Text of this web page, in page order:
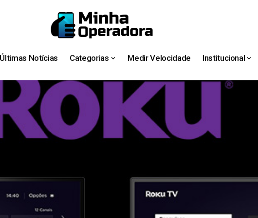
Últimas Notícias Categorias Medir Velocidade Institucional